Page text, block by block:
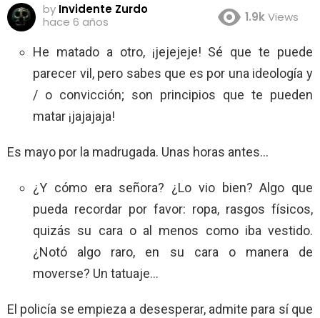
by Invidente Zurdo
hace 6 años
1.9kViews
He matado a otro, ¡jejejeje! Sé que te puede
parecer vil, pero sabes que es por una ideología y
/ o convicción; son principios que te pueden
matar ¡jajajaja!
Es mayo por la madrugada. Unas horas antes…
¿Y cómo era señora? ¿Lo vio bien? Algo que
pueda recordar por favor: ropa, rasgos físicos,
quizás su cara o al menos como iba vestido.
¿Notó algo raro, en su cara o manera de
moverse? Un tatuaje…
El policía se empieza a desesperar, admite para sí que